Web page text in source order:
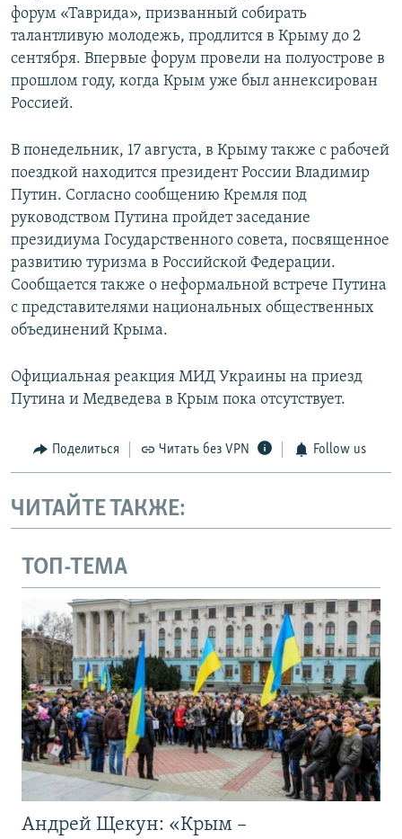
форум «Таврида», призванный собирать
талантливую молодежь, продлится в Крыму до 2
сентября. Впервые форум провели на полуострове в
прошлом году, когда Крым уже был аннексирован
Россией.
В понедельник, 17 августа, в Крыму также с рабочей
поездкой находится президент России Владимир
Путин. Согласно сообщению Кремля под
руководством Путина пройдет заседание
президиума Государственного совета, посвященное
развитию туризма в Российской Федерации.
Сообщается также о неформальной встрече Путина
с представителями национальных общественных
объединений Крыма.
Официальная реакция МИД Украины на приезд
Путина и Медведева в Крым пока отсутствует.
Поделиться Читать без VPN Follow us
ЧИТАЙТЕ ТАКЖЕ:
ТОП-ТЕМА
Андрей Щекун: «Крым –